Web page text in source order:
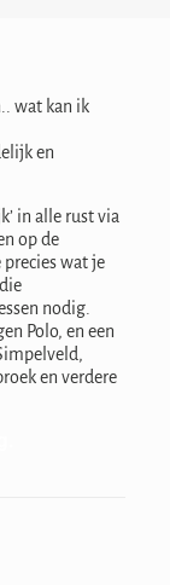
wat kan ik
en
in alle rust via
op de
wat je
nodig.
Polo, en een
en verdere